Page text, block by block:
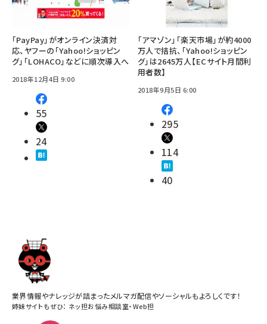
「PayPay」がオンライン決済対
応、ヤフーの「Yahoo!ショッピン
グ」「LOHACO」などに順次導入へ
2018年12月4日 9:00
55
24
「アマゾン」「楽天市場」が約4000
万人で拮抗、「Yahoo!ショッピン
グ」は2645万人【ECサイト月間利
用者数】
2018年9月5日 6:00
295
114
40
業界情報やナレッジが詰まったメルマガ配信やソーシャルもよろしくです！
姉妹サイトもぜひ： ネッ担お悩み相談室・Web担